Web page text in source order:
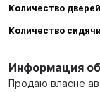
Информация
Продаю власне
Количество дверей
Количество